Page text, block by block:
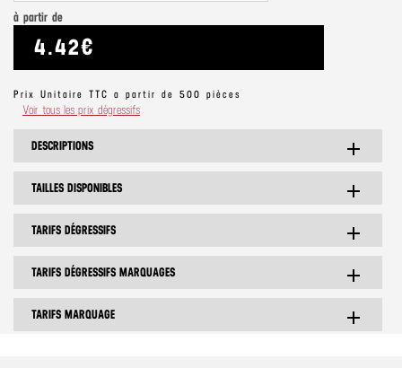
à partir de
4.42€
Prix Unitaire TTC a partir de 500 pièces
Voir tous les prix dégressifs
DESCRIPTIONS add
TAILLES DISPONIBLES add
TARIFS DÉGRESSIFS add
TARIFS DÉGRESSIFS MARQUAGES add
TARIFS MARQUAGE add